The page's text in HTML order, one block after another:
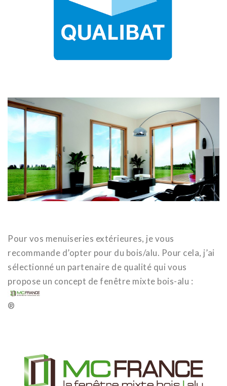
Pour vos menuiseries extérieures, je vous
recommande d’opter pour du bois/alu. Pour cela, j’ai
sélectionné un partenaire de qualité qui vous
propose un concept de fenêtre mixte bois-alu :
®